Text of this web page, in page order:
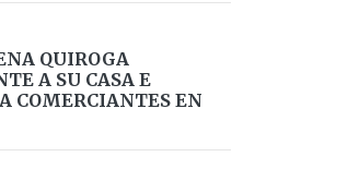
QUIROGA
A SU CASA E
COMERCIANTES EN